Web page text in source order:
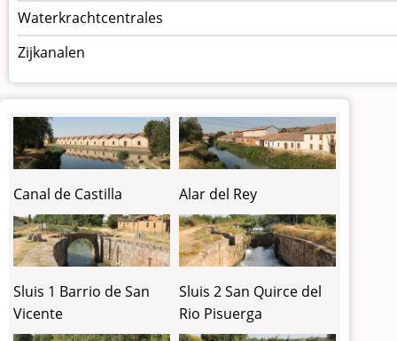
Waterkrachtcentrales
Zijkanalen
Canal de Castilla Alar del Rey
Sluis 1 Barrio de San
Vicente
Sluis 2 San Quirce del
Rio Pisuerga